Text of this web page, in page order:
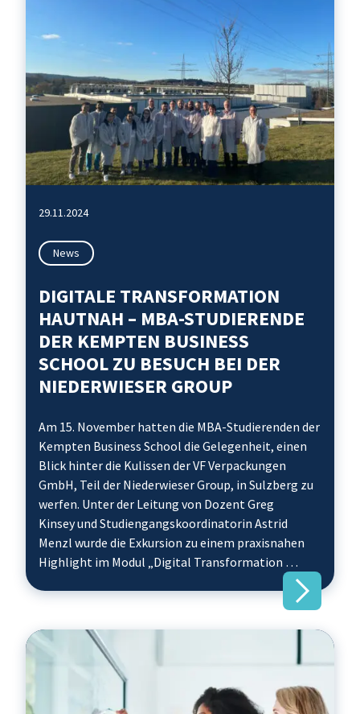
29.11.2024
News
DIGITALE TRANSFORMATION
HAUTNAH – MBA-STUDIERENDE
DER KEMPTEN BUSINESS
SCHOOL ZU BESUCH BEI DER
NIEDERWIESER GROUP
Am 15. November hatten die MBA-Studierenden der
Kempten Business School die Gelegenheit, einen
Blick hinter die Kulissen der VF Verpackungen
GmbH, Teil der Niederwieser Group, in Sulzberg zu
werfen. Unter der Leitung von Dozent Greg
Kinsey und Studiengangskoordinatorin Astrid
Menzl wurde die Exkursion zu einem praxisnahen
Highlight im Modul „Digital Transformation …